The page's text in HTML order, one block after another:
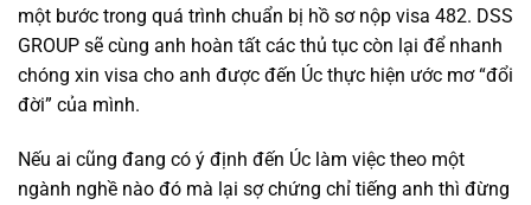
một bước trong quá trình chuẩn bị hồ sơ nộp visa 482. DSS
GROUP sẽ cùng anh hoàn tất các thủ tục còn lại để nhanh
chóng xin visa cho anh được đến Úc thực hiện ước mơ “đổi
đời” của mình.
Nếu ai cũng đang có ý định đến Úc làm việc theo một
ngành nghề nào đó mà lại sợ chứng chỉ tiếng anh thì đừng